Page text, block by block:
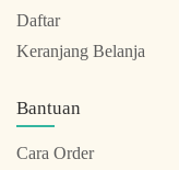
Daftar
Keranjang Belanja
Bantuan
Cara Order